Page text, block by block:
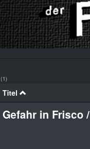
(1)
Titel
Gefahr in Frisco